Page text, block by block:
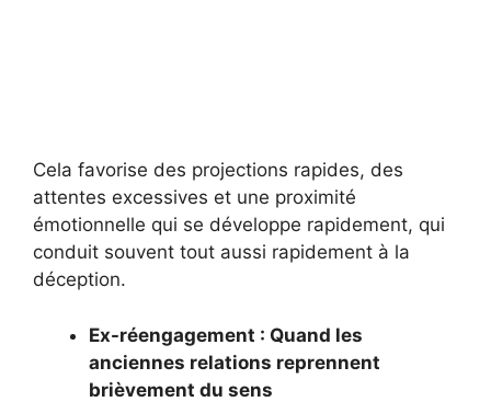
Cela favorise des projections rapides, des
attentes excessives et une proximité
émotionnelle qui se développe rapidement, qui
conduit souvent tout aussi rapidement à la
déception.
Ex-réengagement : Quand les
anciennes relations reprennent
brièvement du sens